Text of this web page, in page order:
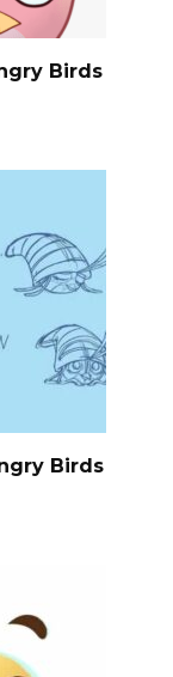
Birds
Birds